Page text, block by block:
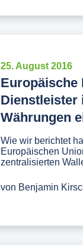
25. August 2016
Europäische
Dienstleister
Währungen
Wie wir berichtet
Europäischen
zentralisierten
von Benjamin